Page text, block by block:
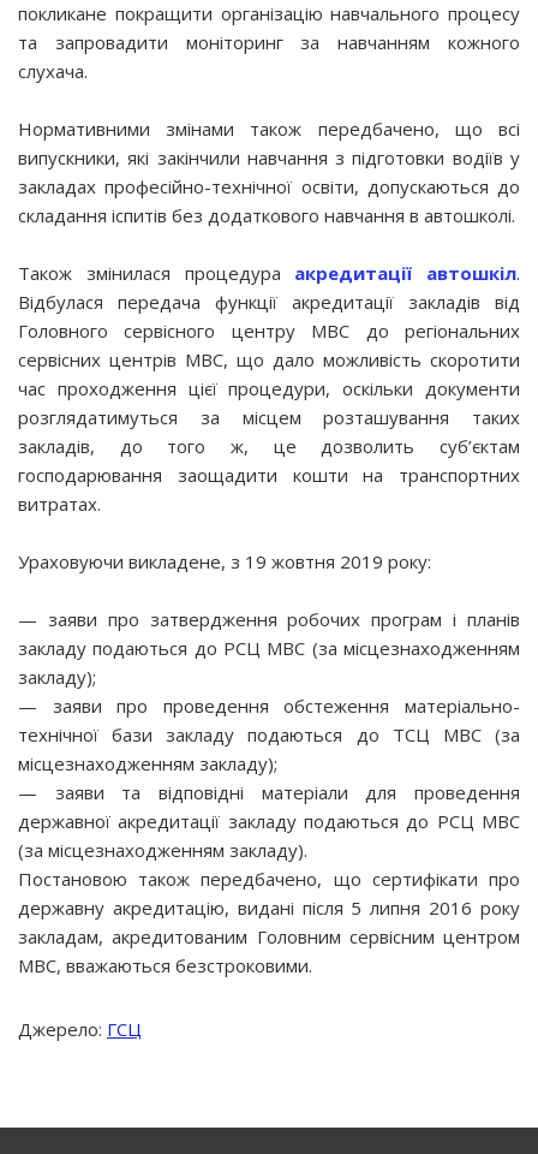
покликане покращити організацію навчального процесу
та запровадити моніторинг за навчанням кожного
слухача.
Нормативними змінами також передбачено, що всі
випускники, які закінчили навчання з підготовки водіїв у
закладах професійно-технічної освіти, допускаються до
складання іспитів без додаткового навчання в автошколі.
Також змінилася процедура акредитації автошкіл.
Відбулася передача функції акредитації закладів від
Головного сервісного центру МВС до регіональних
сервісних центрів МВС, що дало можливість скоротити
час проходження цієї процедури, оскільки документи
розглядатимуться за місцем розташування таких
закладів, до того ж, це дозволить суб’єктам
господарювання заощадити кошти на транспортних
витратах.
Ураховуючи викладене, з 19 жовтня 2019 року:
— заяви про затвердження робочих програм і планів
закладу подаються до РСЦ МВС (за місцезнаходженням
закладу);
— заяви про проведення обстеження матеріально-
технічної бази закладу подаються до ТСЦ МВС (за
місцезнаходженням закладу);
— заяви та відповідні матеріали для проведення
державної акредитації закладу подаються до РСЦ МВС
(за місцезнаходженням закладу).
Постановою також передбачено, що сертифікати про
державну акредитацію, видані після 5 липня 2016 року
закладам, акредитованим Головним сервісним центром
МВС, вважаються безстроковими.
Джерело: ГСЦ